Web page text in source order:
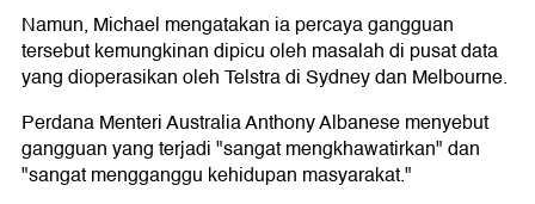
Namun, Michael mengatakan ia percaya gangguan
tersebut kemungkinan dipicu oleh masalah di pusat data
yang dioperasikan oleh Telstra di Sydney dan Melbourne.
Perdana Menteri Australia Anthony Albanese menyebut
gangguan yang terjadi "sangat mengkhawatirkan" dan
"sangat mengganggu kehidupan masyarakat."